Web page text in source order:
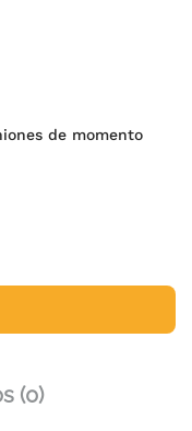
de momento
(0)